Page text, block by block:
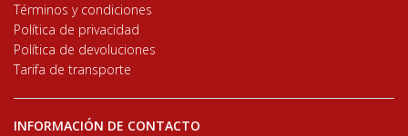
Términos y condiciones
Política de privacidad
Política de devoluciones
Tarifa de transporte
INFORMACIÓN DE CONTACTO